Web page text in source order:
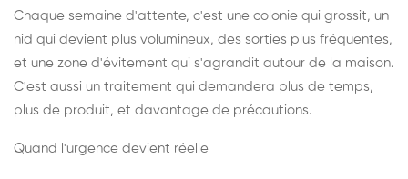
Chaque semaine d'attente, c'est une colonie qui grossit, un
nid qui devient plus volumineux, des sorties plus fréquentes,
et une zone d'évitement qui s'agrandit autour de la maison.
C'est aussi un traitement qui demandera plus de temps,
plus de produit, et davantage de précautions.
Quand l'urgence devient réelle